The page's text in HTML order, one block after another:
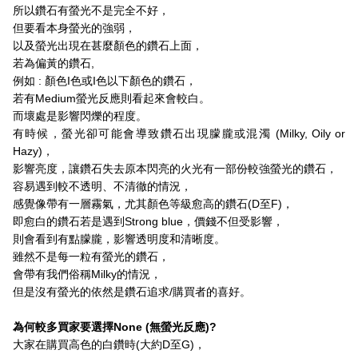
所以鑽石有螢光不是完全不好，
但要看本身螢光的強弱，
以及螢光出現在甚麼顏色的鑽石上面，
若為偏黃的鑽石,
例如 : 顏色I色或I色以下顏色的鑽石，
若有Medium螢光反應則看起來會較白。
而壞處是影響閃爍的程度。
有時候，螢光卻可能會導致鑽石出現朦朧或混濁 (Milky, Oily or
Hazy)，
影響亮度，讓鑽石失去原本閃亮的火光有一部份較強螢光的鑽石，
容易遇到較不透明、不清徹的情況，
感覺像帶有一層霧氣，尤其顏色等級愈高的鑽石(D至F)，
即愈白的鑽石若是遇到Strong blue，價錢不但受影響，
則會看到有點朦朧，影響透明度和清晰度。
雖然不是每一粒有螢光的鑽石，
會帶有我們俗稱Milky的情況，
但是沒有螢光的依然是鑽石追求/購買者的喜好。
為何較多買家要選擇None (無螢光反應)?
大家在購買高色的白鑽時(大約D至G)，